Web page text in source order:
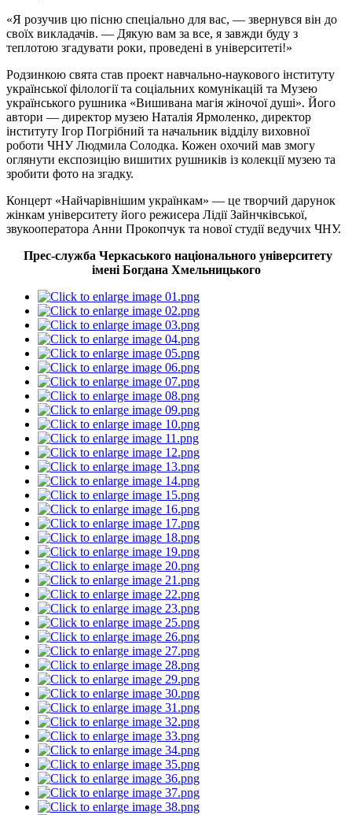
«Я розучив цю пісню спеціально для вас, — звернувся він до
своїх викладачів. — Дякую вам за все, я завжди буду з
теплотою згадувати роки, проведені в університеті!»
Родзинкою свята став проект навчально-наукового інституту
української філології та соціальних комунікацій та Музею
українського рушника «Вишивана магія жіночої душі». Його
автори — директор музею Наталія Ярмоленко, директор
інституту Ігор Погрібний та начальник відділу виховної
роботи ЧНУ Людмила Солодка. Кожен охочий мав змогу
оглянути експозицію вишитих рушників із колекції музею та
зробити фото на згадку.
Концерт «Найчарівнішим українкам» — це творчий дарунок
жінкам університету його режисера Лідії Зайнчківської,
звукооператора Анни Прокопчук та нової студії ведучих ЧНУ.
Прес-служба Черкаського національного університету
імені Богдана Хмельницького